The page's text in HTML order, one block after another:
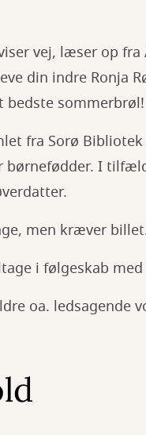
vej, læser op
din indre Ronja
bedste sommerbrøl!
fra Sorø
børnefødder. I
men kræver
i følgeskab
oa. ledsagende